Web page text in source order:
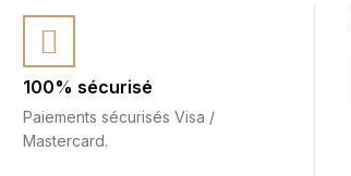
100% sécurisé
Paiements sécurisés Visa /
Mastercard.